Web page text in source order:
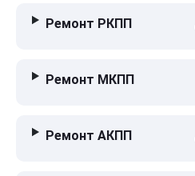
Ремонт РКПП
Ремонт МКПП
Ремонт АКПП